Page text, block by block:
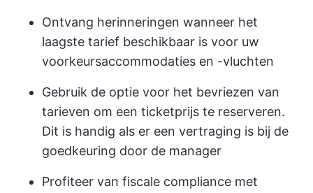
Ontvang herinneringen wanneer het
laagste tarief beschikbaar is voor uw
voorkeursaccommodaties en -vluchten
Gebruik de optie voor het bevriezen van
tarieven om een ticketprijs te reserveren.
Dit is handig als er een vertraging is bij de
goedkeuring door de manager
Profiteer van fiscale compliance met